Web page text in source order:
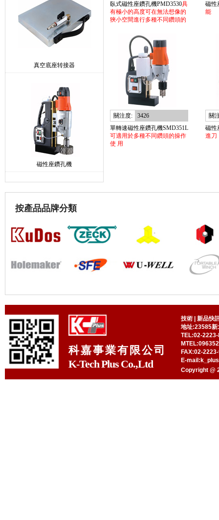
真空底座转接器
磁性座鑽孔機
臥式磁性座鑽孔機PMD3530具
有極小的高度可在無法想像的
狹小空間進行多種不同鑽頭的
磁性
能
關注度:
3426
單轉速磁性座鑽孔機SMD351L
可適用於多種不同鑽頭的操作
使 用
關
磁性
進刀
按產品品牌分類
科嘉事業有限公司
K-Tech Plus Co.,Ltd
技術
新品快
地址:23585新
TEL:02-
FAX:02-
E-
Copyright @